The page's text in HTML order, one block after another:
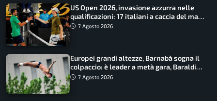
US Open 2026, invasione azzurra nelle
qualificazioni: 17 italiani a caccia del main
draw7 Agosto 2026
Europei grandi altezze, Barnabà sogna il
colpaccio: è leader a metà gara, Baraldi
ancora in corsa
7 Agosto 2026